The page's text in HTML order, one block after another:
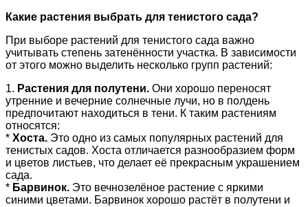
Какие растения выбрать для тенистого сада?
При выборе растений для тенистого сада важно
учитывать степень затенённости участка. В зависимости
от этого можно выделить несколько групп растений:
1. Растения для полутени. Они хорошо переносят
утренние и вечерние солнечные лучи, но в полдень
предпочитают находиться в тени. К таким растениям
относятся:
* Хоста. Это одно из самых популярных растений для
тенистых садов. Хоста отличается разнообразием форм
и цветов листьев, что делает её прекрасным украшением
сада.
* Барвинок. Это вечнозелёное растение с яркими
синими цветами. Барвинок хорошо растёт в полутени и